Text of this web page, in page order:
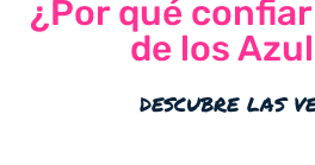
¿Por qué
de los
descubre las